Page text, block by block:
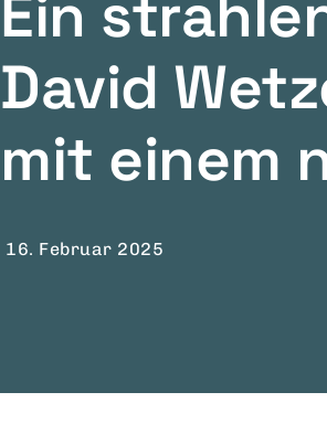
Ein
David
mit einem
16. Februar 2025